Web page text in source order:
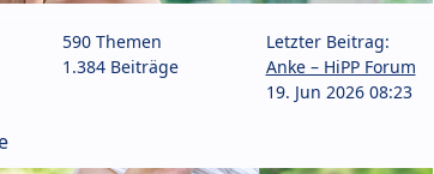
590 Themen
1.384 Beiträge
Letzter Beitrag:
Anke – HiPP Forum
19. Jun 2026 08:23